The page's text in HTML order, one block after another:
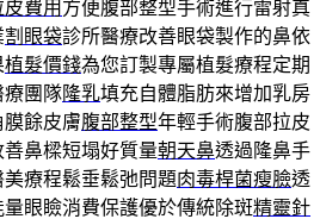
費用 方便腹部整型手術進行雷射真
割眼袋診所醫療改善眼袋製作的鼻依
植髮價錢為您訂製專屬植髮療程定期
療團隊隆乳填充自體脂肪來增加乳房
餘皮膚腹部整型年輕手術腹部拉皮
鼻樑短塌好質量朝天鼻透過隆鼻手
療程鬆垂鬆弛問題肉毒桿菌瘦臉透
眼瞼消費保護優於傳統除斑精靈針